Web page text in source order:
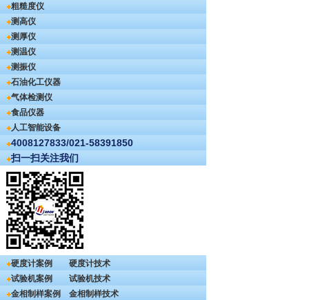
粗糙度仪
测高仪
测厚仪
测温仪
测振仪
石油化工仪器
气体检测仪
食品仪器
人工智能设备
4008127833/021-58391850
扫一扫关注我们
硬度计案例
硬度计技术
试验机案例
试验机技术
金相制样案例
金相制样技术